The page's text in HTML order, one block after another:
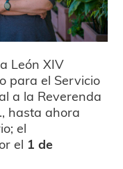
León XIV
para el Servicio
a la Reverenda
hasta ahora
el
el 1 de